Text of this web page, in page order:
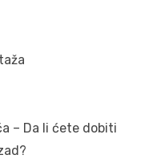
– Da li ćete dobiti